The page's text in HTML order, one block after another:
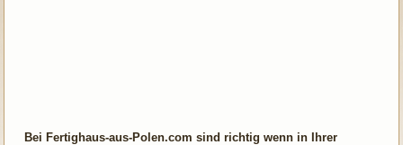
Bei Fertighaus-aus-Polen.com sind richtig wenn in Ihrer